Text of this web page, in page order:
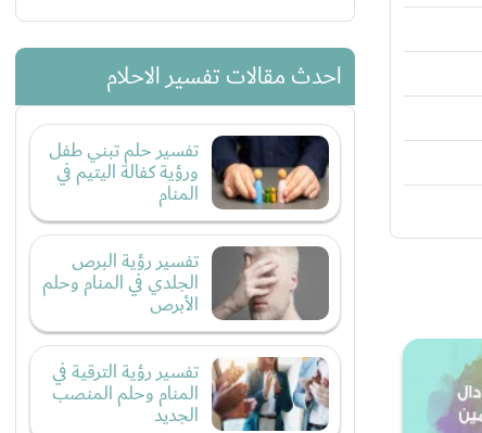
احدث مقالات تفسير الاحلام
تفسير حلم تبني طفل
ورؤية كفالة اليتيم في
المنام
تفسير رؤية البرص
الجلدي في المنام وحلم
الأبرص
تفسير رؤية الترقية في
المنام وحلم المنصب
الجديد